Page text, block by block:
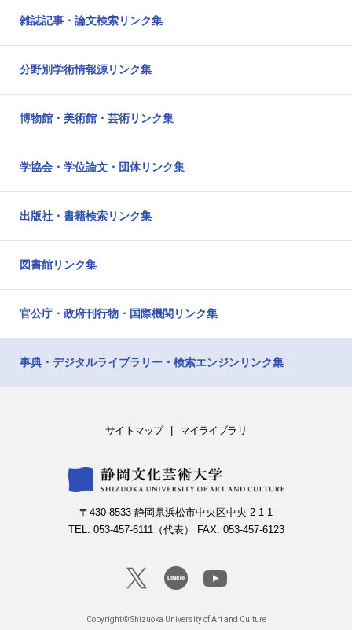
雑誌記事・論文検索リンク集
分野別学術情報源リンク集
博物館・美術館・芸術リンク集
学協会・学位論文・団体リンク集
出版社・書籍検索リンク集
図書館リンク集
官公庁・政府刊行物・国際機関リンク集
事典・デジタルライブラリー・検索エンジンリンク集
サイトマップ マイライブラリ
〒430-8533 静岡県浜松市中央区中央 2-1-1
TEL. 053-457-6111（代表） FAX. 053-457-6123
Copyright © Shizuoka University of Art and Culture